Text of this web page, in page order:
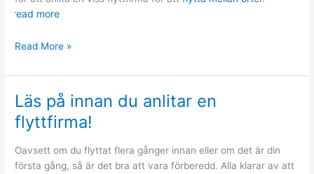
read more
Välj
flyttfirma
dina
behov
Read More »
Läs på innan du anlitar en
flyttfirma!
Oavsett om du flyttat flera gånger innan eller om det är din
första gång, så är det bra att vara förberedd. Alla klarar av att